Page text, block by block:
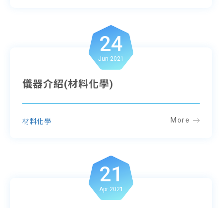
24
Jun 2021
儀器介紹(材料化學)
材料化學 More
21
Apr 2021